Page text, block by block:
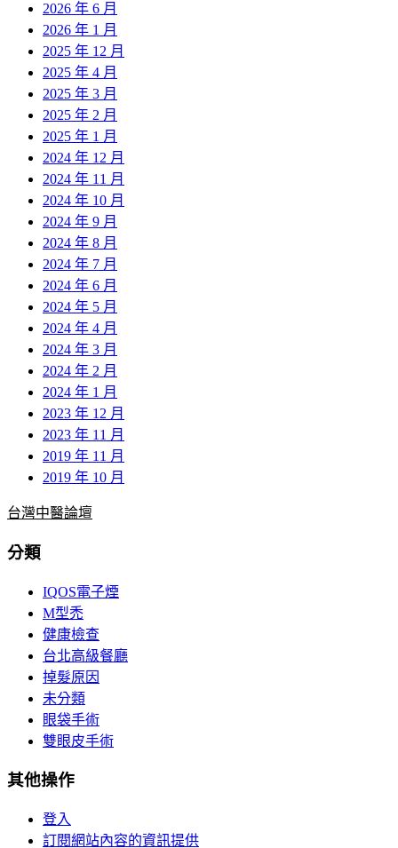
2026 年 6 月
2026 年 1 月
2025 年 12 月
2025 年 4 月
2025 年 3 月
2025 年 2 月
2025 年 1 月
2024 年 12 月
2024 年 11 月
2024 年 10 月
2024 年 9 月
2024 年 8 月
2024 年 7 月
2024 年 6 月
2024 年 5 月
2024 年 4 月
2024 年 3 月
2024 年 2 月
2024 年 1 月
2023 年 12 月
2023 年 11 月
2019 年 11 月
2019 年 10 月
台灣中醫論壇
分類
IQOS電子煙
M型禿
健康檢查
台北高級餐廳
掉髮原因
未分類
眼袋手術
雙眼皮手術
其他操作
登入
訂閱網站內容的資訊提供